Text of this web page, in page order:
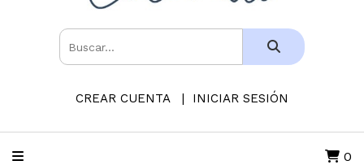
CREAR CUENTA INICIAR SESIÓN
0